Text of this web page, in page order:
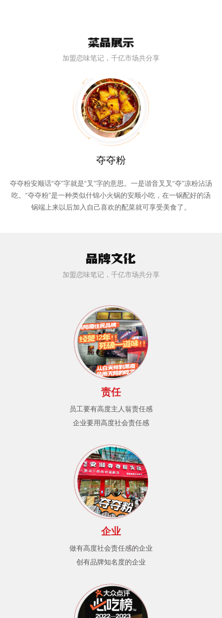
加盟恋味笔记，千亿市场共分享
夺夺粉
夺夺粉安顺话“夺”字就是“叉”字的意思。一是谐音叉叉“夺”凉粉沾汤
吃。“夺夺粉”是一种类似什锦小火锅的安顺小吃，在一锅配好的汤
锅端上来以后加入自己喜欢的配菜就可享受美食了。
加盟恋味笔记，千亿市场共分享
责任
员工要有高度主人翁责任感
企业要用高度社会责任感
企业
做有高度社会责任感的企业
创有品牌知名度的企业